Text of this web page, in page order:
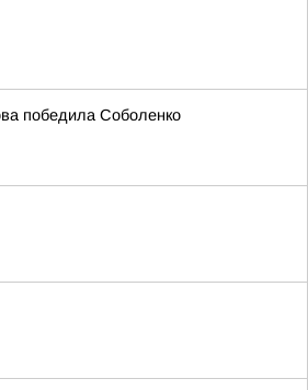
победила Соболенко